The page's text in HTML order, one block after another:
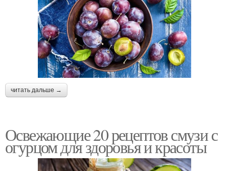
читать дальше →
Освежающие 20 рецептов смузи с
огурцом для здоровья и красоты